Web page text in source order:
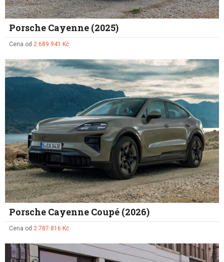
Porsche Cayenne (2025)
Cena od 2 689 941 Kč
Porsche Cayenne Coupé (2026)
Cena od 2 787 816 Kč